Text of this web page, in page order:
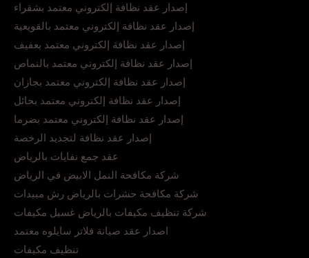
إصدار عقد نظافة إلكتروني معتمد بشقراء
إصدار عقد نظافة إلكتروني معتمد بالقويعية
إصدار عقد نظافة إلكتروني معتمد بعفيف
إصدار عقد نظافة إلكتروني معتمد بالنماص
إصدار عقد نظافة إلكتروني معتمد بجازان
إصدار عقد نظافة إلكتروني معتمد بحائل
إصدار عقد نظافة إلكتروني معتمد بضرما
إصدار عقد نظافة لتجديد الرخصة
عقد جمع نفايات بالرياض
شركة مكافحة النمل الابيض في الرياض
شركة مكافحة حشرات بالرياض رش مبيدات
شركة تنظيف مكيفات بالرياض غسيل مكيفات
اصدار عقد صيانة فلاتر سايلوه معتمد
تنظيف مكيفات